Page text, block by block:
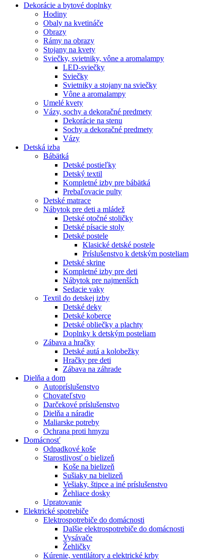
Dekorácie a bytové doplnky
Hodiny
Obaly na kvetináče
Obrazy
Rámy na obrazy
Stojany na kvety
Sviečky, svietniky, vône a aromalampy
LED-sviečky
Sviečky
Svietniky a stojany na sviečky
Vône a aromalampy
Umelé kvety
Vázy, sochy a dekoračné predmety
Dekorácie na stenu
Sochy a dekoračné predmety
Vázy
Detská izba
Bábätká
Detské postieľky
Detský textil
Kompletné izby pre bábätká
Prebaľovacie pulty
Detské matrace
Nábytok pre deti a mládež
Detské otočné stoličky
Detské písacie stoly
Detské postele
Klasické detské postele
Príslušenstvo k detským posteliam
Detské skrine
Kompletné izby pre deti
Nábytok pre najmenších
Sedacie vaky
Textil do detskej izby
Detské deky
Detské koberce
Detské obliečky a plachty
Doplnky k detským posteliam
Zábava a hračky
Detské autá a kolobežky
Hračky pre deti
Zábava na záhrade
Dielňa a dom
Autopríslušenstvo
Chovateľstvo
Darčekové príslušenstvo
Dielňa a náradie
Maliarske potreby
Ochrana proti hmyzu
Domácnosť
Odpadkové koše
Starostlivosť o bielizeň
Koše na bielizeň
Sušiaky na bielizeň
Vešiaky, štipce a iné príslušenstvo
Žehliace dosky
Upratovanie
Elektrické spotrebiče
Elektrospotrebiče do domácnosti
Dalšie elektrospotrebiče do domácnosti
Vysávače
Žehličky
Kúrenie, ventilátory a elektrické krby